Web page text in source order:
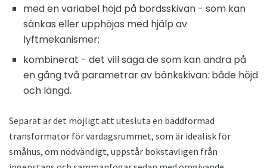
med en variabel höjd på bordsskivan - som kan
sänkas eller upphöjas med hjälp av
lyftmekanismer;
kombinerat - det vill säga de som kan ändra på
en gång två parametrar av bänkskivan: både höjd
och längd.
Separat är det möjligt att utesluta en bäddformad
transformator för vardagsrummet, som är idealisk för
småhus, om nödvändigt, uppstår bokstavligen från